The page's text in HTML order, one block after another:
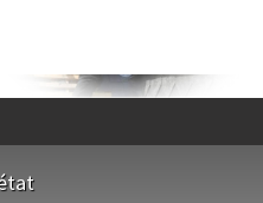
Strasbourg
Mulhouse